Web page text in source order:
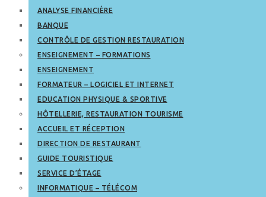
ANALYSE FINANCIÈRE
BANQUE
CONTRÔLE DE GESTION RESTAURATION
ENSEIGNEMENT – FORMATIONS
ENSEIGNEMENT
FORMATEUR – LOGICIEL ET INTERNET
EDUCATION PHYSIQUE & SPORTIVE
HÔTELLERIE, RESTAURATION TOURISME
ACCUEIL ET RÉCEPTION
DIRECTION DE RESTAURANT
GUIDE TOURISTIQUE
SERVICE D’ÉTAGE
INFORMATIQUE – TÉLÉCOM